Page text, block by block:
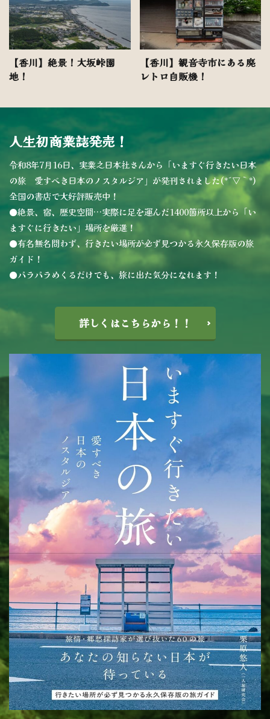
【香川】絶景！大坂峠園
地！
【香川】観音寺市にある廃
レトロ自販機！
人生初商業誌発売！
令和8年7月16日、実業之日本社さんから「いますぐ行きたい日本
の旅 愛すべき日本のノスタルジア」が発刊されました(*´▽｀*)
全国の書店で大好評販売中！
●絶景、宿、歴史空間…実際に足を運んだ1400箇所以上から「い
ますぐに行きたい」場所を厳選！
●有名無名問わず、行きたい場所が必ず見つかる永久保存版の旅
ガイド！
●パラパラめくるだけでも、旅に出た気分になれます！
詳しくはこちらから！！